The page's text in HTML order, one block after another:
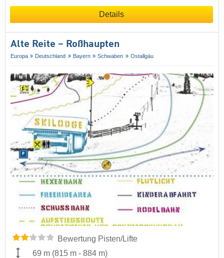
Details
Alte Reite – Roßhaupten
Europa Deutschland Bayern Schwaben Ostallgäu
Bewertung Pisten/Lifte
69 m (815 m - 884 m)